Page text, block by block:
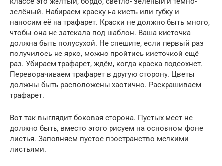
зелёный. Набираем краску на кисть или губку и
наносим её на трафарет. Краски не должно быть много,
чтобы она не затекала под шаблон. Ваша кисточка
должна быть полусухой. Не спешите, если первый раз
получилось не ярко, можно пройтись кисточкой ещё
раз. Убираем трафарет, ждём, когда краска подсохнет.
Переворачиваем трафарет в другую сторону. Цветы
должны быть расположены хаотично. Раскрашиваем
трафарет.
Вот так выглядит боковая сторона. Пустых мест не
должно быть, вместо этого рисуем на основном фоне
листья. Заполняем пустое пространство мелкими
листьями.